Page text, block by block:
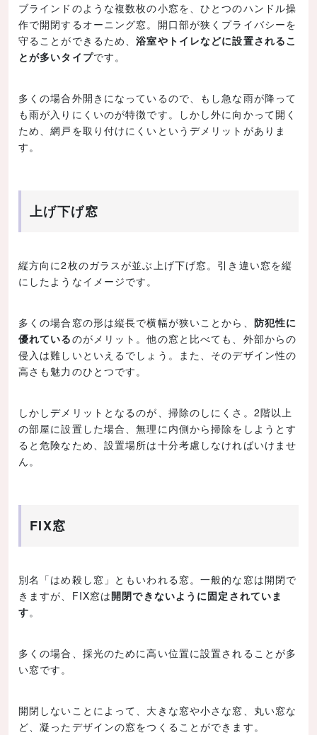
ブラインドのような複数枚の小窓を、ひとつのハンドル操
作で開閉するオーニング窓。開口部が狭くプライバシーを
守ることができるため、浴室やトイレなどに設置されるこ
とが多いタイプです。
多くの場合外開きになっているので、もし急な雨が降って
も雨が入りにくいのが特徴です。しかし外に向かって開く
ため、網戸を取り付けにくいというデメリットがありま
す。
上げ下げ窓
縦方向に2枚のガラスが並ぶ上げ下げ窓。引き違い窓を縦
にしたようなイメージです。
多くの場合窓の形は縦長で横幅が狭いことから、 防犯性に
優れているのがメリット。他の窓と比べても、外部からの
侵入は難しいといえるでしょう。また、そのデザイン性の
高さも魅力のひとつです。
しかしデメリットとなるのが、掃除のしにくさ。2階以上
の部屋に設置した場合、無理に内側から掃除をしようとす
ると危険なため、設置場所は十分考慮しなければいけませ
ん。
FIX窓
別名「はめ殺し窓」ともいわれる窓。一般的な窓は開閉で
きますが、FIX窓は開閉できないように固定されていま
す。
多くの場合、採光のために高い位置に設置されることが多
い窓です。
開閉しないことによって、大きな窓や小さな窓、丸い窓な
ど、凝ったデザインの窓をつくることができます。